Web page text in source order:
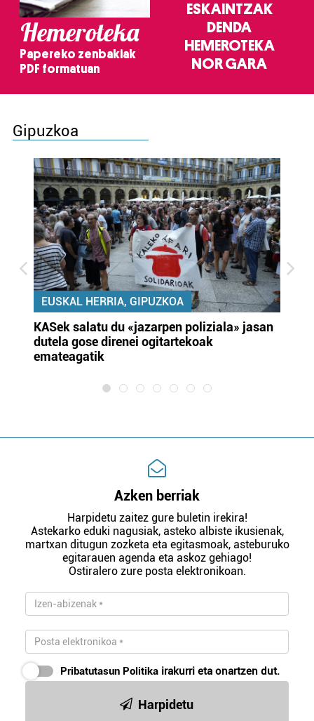
Hemeroteka
Papereko zenbakiak
PDF formatuan
ESKAINTZAK
DENDA
HEMEROTEKA
NOR GARA
Gipuzkoa
EUSKAL HERRIA, GIPUZKOA
KASek salatu du «jazarpen poliziala» jasan
dutela gose direnei ogitartekoak
emateagatik
Azken berriak
Harpidetu zaitez gure buletin irekira!
Astekarko eduki nagusiak, asteko albiste ikusienak,
martxan ditugun zozketa eta egitasmoak, asteburuko
egitarauen agenda eta askoz gehiago!
Ostiralero zure posta elektronikoan.
Pribatutasun Politika irakurri eta onartzen dut.
Harpidetu